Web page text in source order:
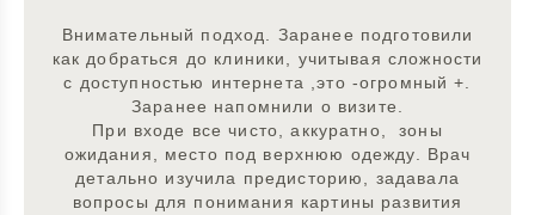
Внимательный подход. Заранее подготовили
как добраться до клиники, учитывая сложности
с доступностью интернета ,это -огромный +.
Заранее напомнили о визите.
При входе все чисто, аккуратно, зоны
ожидания, место под верхнюю одежду. Врач
детально изучила предисторию, задавала
вопросы для понимания картины развития